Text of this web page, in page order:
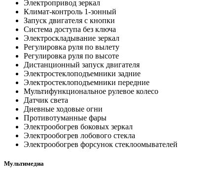
Электропривод зеркал
Климат-контроль 1-зонный
Запуск двигателя с кнопки
Система доступа без ключа
Электроскладывание зеркал
Регулировка руля по вылету
Регулировка руля по высоте
Дистанционный запуск двигателя
Электростеклоподъемники задние
Электростеклоподъемники передние
Мультифункциональное рулевое колесо
Датчик света
Дневные ходовые огни
Противотуманные фары
Электрообогрев боковых зеркал
Электрообогрев лобового стекла
Электрообогрев форсунок стеклоомывателей
Мультимедиа